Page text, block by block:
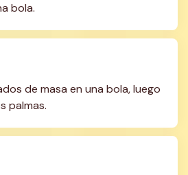
bola.
de masa en una bola, luego
palmas.